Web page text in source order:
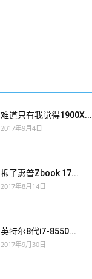
难道只有我觉得1900X...
2017年9月4日
拆了惠普Zbook 17...
2017年8月14日
英特尔8代i7-8550...
2017年9月30日